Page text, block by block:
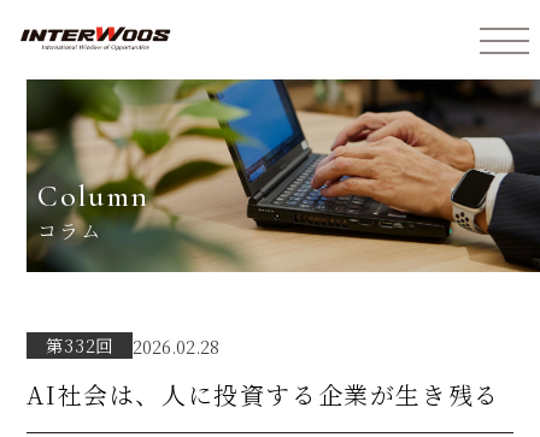
column
コラム
第332回 2026.02.28
AI社会は、人に投資する企業が生き残る